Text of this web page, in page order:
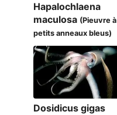
Hapalochlaena
maculosa (Pieuvre à
petits anneaux bleus)
Dosidicus gigas